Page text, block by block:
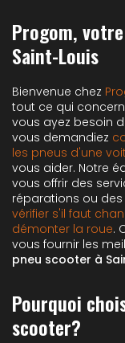
Progom,
Saint-Louis
Bienvenue chez
tout ce qui
vous ayez besoin
vous demandiez
les pneus d'une
vous aider. Notre
vous offrir des
réparations ou
vérifier s'il faut
démonter la roue.
vous fournir les
pneu scooter à
Pourquoi
scooter?